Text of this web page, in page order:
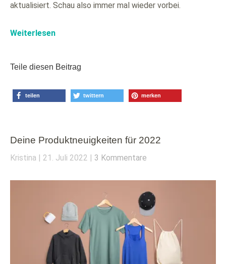
aktualisiert. Schau also immer mal wieder vorbei.
Weiterlesen
Teile diesen Beitrag
teilen twittern merken
Deine Produktneuigkeiten für 2022
Kristina 21. Juli 2022 3 Kommentare